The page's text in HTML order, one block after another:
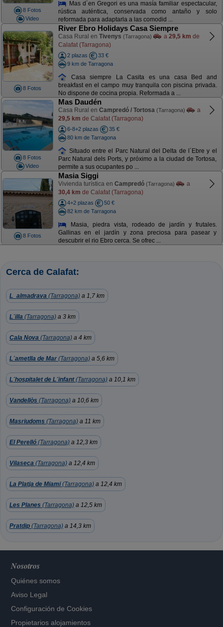
8 Fotos
Video
Mas d´en Gregori es una masía familiar espectacular,
rústica auténtica, conservada como antaño y solo
reformada para adaptarla a las comodid ...
8 Fotos
River Ebro Holidays Casa Siempre
Casa Rural en Tivenys (Tarragona) a 29,5 km de
Calafat (Tarragona)
2 plazas
33 €
9 km de Tarragona
Casa siempre La Casita es una casa Bed and
breakfast en el campo muy tranquila con piscina privada.
No dispone de cocina propia. Reformada a ...
8 Fotos
Video
Mas Daudén
Casa Rural en Campredó / Tortosa (Tarragona)
a
29,5 km de Calafat (Tarragona)
6-8+2 plazas
35 €
80 km de Tarragona
Situado entre el Parc Natural del Delta de l´Ebre y el
Parc Natural dels Ports, y próximo a la ciudad de Tortosa,
permite a sus ocupantes po ...
8 Fotos
Masia Siggi
Vivienda turística en Campredó (Tarragona)
a
30,4 km de Calafat (Tarragona)
4+2 plazas
50 €
82 km de Tarragona
Masia, piedra vista, rodeado de jardín y frutales.
Gallinas en el jardín y zona preciosa para pasear y
descubrir el rio Ebro cerca. Se ofrec ...
Cerca de Calafat:
L_almadrava (Tarragona) a 1,7 km
L´illa (Tarragona) a 3 km
Cala Nova (Tarragona) a 4 km
L´ametlla de Mar (Tarragona) a 5,6 km
L´hospitalet de L´infant(Tarragona) a 10,1 km
Vandellòs (Tarragona) a 10,6 km
Masriudoms (Tarragona) a 11 km
El Perelló (Tarragona) a 12,3 km
Vilaseca (Tarragona) a 12,4 km
La Platja de Miami(Tarragona) a 12,4 km
Les Planes (Tarragona) a 12,5 km
Pratdip (Tarragona) a 14,3 km
Nosotros
Quiénes somos
Aviso Legal
Configuración de Cookies
Propietarios alojamientos